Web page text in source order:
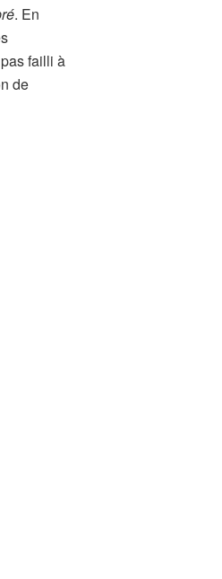
. En
failli à
de